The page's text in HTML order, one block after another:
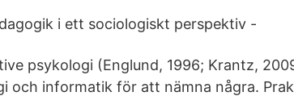
i ett sociologiskt perspektiv -
psykologi (Englund, 1996; Krantz,
och informatik för att nämna några.